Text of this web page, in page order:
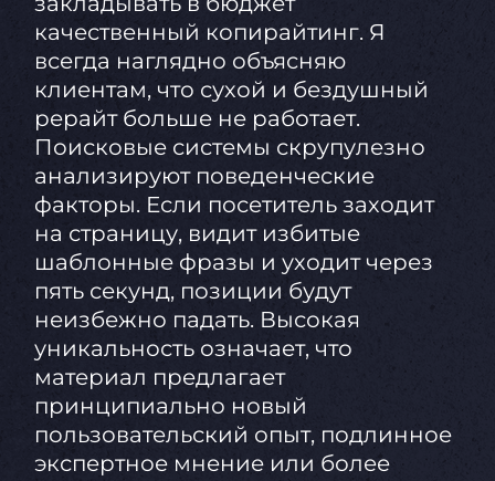
качественный копирайтинг. Я
всегда наглядно объясняю
клиентам, что сухой и бездушный
рерайт больше не работает.
Поисковые системы скрупулезно
анализируют поведенческие
факторы. Если посетитель заходит
на страницу, видит избитые
шаблонные фразы и уходит через
пять секунд, позиции будут
неизбежно падать. Высокая
уникальность означает, что
материал предлагает
принципиально новый
пользовательский опыт, подлинное
экспертное мнение или более